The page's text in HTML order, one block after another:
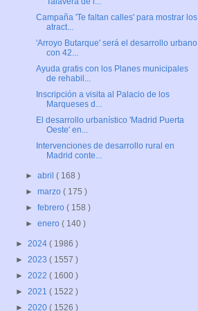
Campaña 'Te faltan calles' para mostrar los
atract...
'Arroyo Butarque' será el desarrollo urbano
con 42...
Ayuda gratis con los Planes municipales
de rehabil...
Inscripción a visita al Palacio de los
Marqueses d...
El desarrollo urbanístico 'Madrid Puerta
Oeste' en...
Intervenciones de desarrollo rural en
Madrid conte...
►abril( 168 )
►marzo( 175 )
►febrero( 158 )
►enero( 140 )
► 2024 ( 1986 )
► 2023 ( 1557 )
► 2022 ( 1600 )
► 2021 ( 1522 )
► 2020 ( 1526 )